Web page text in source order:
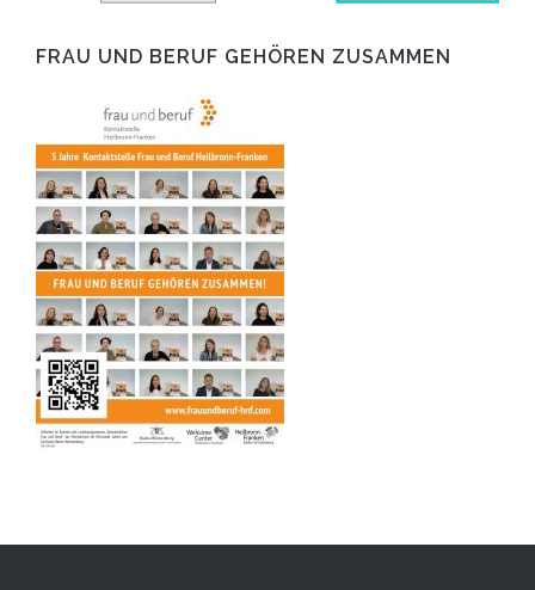
FRAU UND BERUF GEHÖREN ZUSAMMEN